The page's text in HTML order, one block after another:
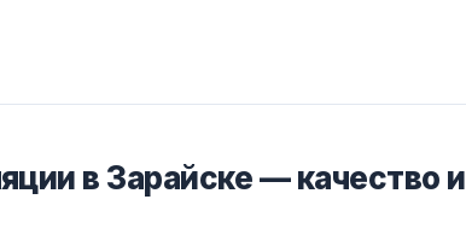
в Зарайске — качество и